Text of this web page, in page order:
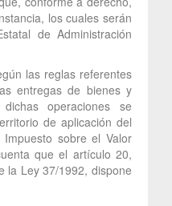
los cuales serán
de Administración
las reglas referentes
entregas de bienes y
operaciones se
de aplicación del
sobre el Valor
que el artículo 20,
la Ley 37/1992, dispone